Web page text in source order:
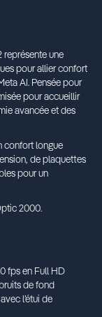
représente une
pour allier confort
AI. Pensée pour
pour accueillir
avancée et des
confort longue
de plaquettes
pour un
2000.
fps en Full HD
de fond
l’étui de